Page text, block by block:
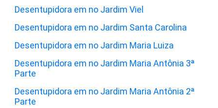
Desentupidora em no Jardim Viel
Desentupidora em no Jardim Santa Carolina
Desentupidora em no Jardim Maria Luiza
Desentupidora em no Jardim Maria Antônia 3ª
Parte
Desentupidora em no Jardim Maria Antônia 2ª
Parte